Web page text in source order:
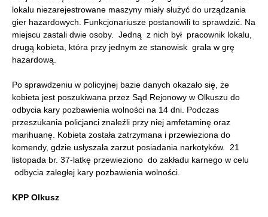
lokalu niezarejestrowane maszyny miały służyć do urządzania
gier hazardowych. Funkcjonariusze postanowili to sprawdzić. Na
miejscu zastali dwie osoby. Jedną z nich był pracownik lokalu,
drugą kobieta, która przy jednym ze stanowisk grała w grę
hazardową.
Po sprawdzeniu w policyjnej bazie danych okazało się, że
kobieta jest poszukiwana przez Sąd Rejonowy w Olkuszu do
odbycia kary pozbawienia wolności na 14 dni. Podczas
przeszukania policjanci znaleźli przy niej amfetaminę oraz
marihuanę. Kobieta została zatrzymana i przewieziona do
komendy, gdzie usłyszała zarzut posiadania narkotyków. 21
listopada br. 37-latkę przewieziono do zakładu karnego w celu
odbycia zaległej kary pozbawienia wolności.
KPP Olkusz